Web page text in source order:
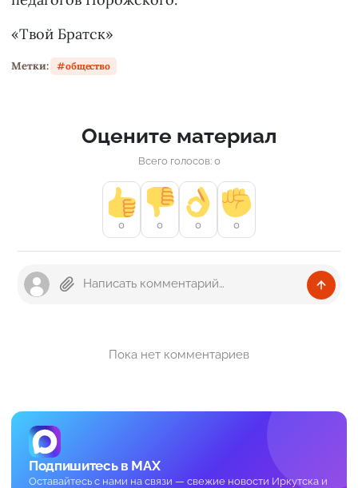
«Твой Братск»
Метки: общество
Оцените материал
Всего голосов: 0
0 0 0 0
Пока нет комментариев
Подпишитесь в MAX
Оставайтесь с нами на связи — свежие новости Иркутска и